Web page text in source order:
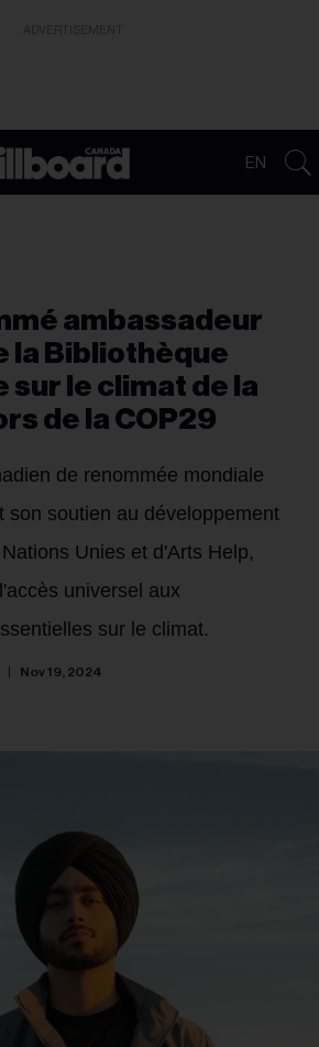
EN
ambassadeur
la Bibliothèque
sur le climat de la
de la COP29
de renommée mondiale
son soutien au développement
Unies et d'Arts Help,
universel aux
sur le climat.
Nov 19, 2024